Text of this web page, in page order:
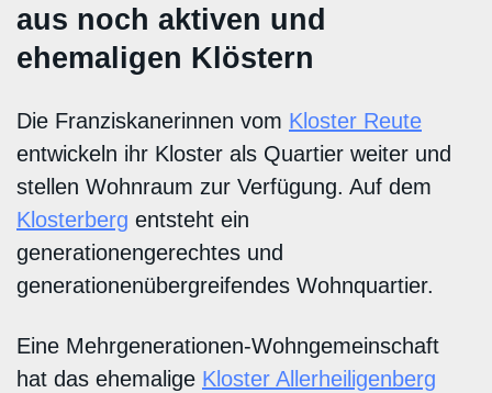
aus noch aktiven und
ehemaligen Klöstern
Die Franziskanerinnen vom Kloster Reute
entwickeln ihr Kloster als Quartier weiter und
stellen Wohnraum zur Verfügung. Auf dem
Klosterberg entsteht ein
generationengerechtes und
generationenübergreifendes Wohnquartier.
Eine Mehrgenerationen-Wohngemeinschaft
hat das ehemalige Kloster Allerheiligenberg